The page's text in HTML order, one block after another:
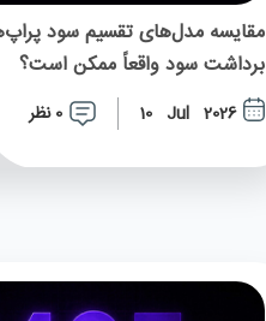
برداشت سود واقعاً ممکن است؟
10 Jul 2026 0 نظر